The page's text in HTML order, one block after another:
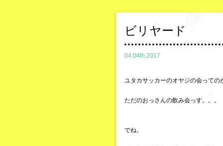
ビリヤード
04.04th,2017
ユタカサッカーのオヤジの会っての
ただのおっさんの飲み会っす。。。
でね。